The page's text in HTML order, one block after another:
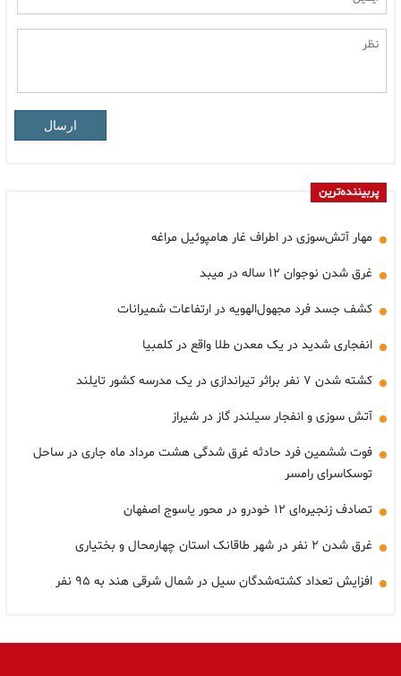
ارسال
پربیننده‌ترین
مهار آتش‌سوزی در اطراف غار هامپوئیل مراغه
غرق شدن نوجوان ۱۲ ساله در میبد
کشف جسد فرد مجهول‌الهویه در ارتفاعات شمیرانات
انفجاری شدید در یک معدن طلا واقع در کلمبیا
کشته شدن ۷ نفر براثر تیراندازی در یک مدرسه کشور تایلند
آتش سوزی و انفجار سیلندر گاز در شیراز
فوت ششمین فرد حادثه غرق شدگی هشت مرداد ماه جاری در ساحل
توسکاسرای رامسر
تصادف زنجیره‌ای ۱۲ خودرو در محور یاسوج اصفهان
غرق شدن ۲ نفر در شهر طاقانک استان چهارمحال و بختیاری
افزایش تعداد کشته‌شدگان سیل در شمال شرقی هند به ۹۵ نفر